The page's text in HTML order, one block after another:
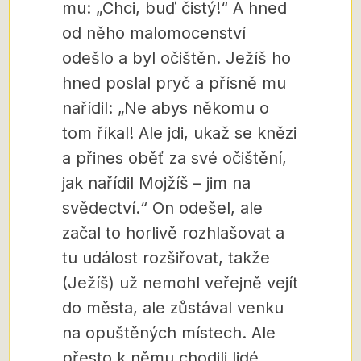
mu: „Chci, buď čistý!“ A hned
od něho malomocenství
odešlo a byl očištěn. Ježíš ho
hned poslal pryč a přísně mu
nařídil: „Ne abys někomu o
tom říkal! Ale jdi, ukaž se knězi
a přines oběť za své očištění,
jak nařídil Mojžíš – jim na
svědectví.“ On odešel, ale
začal to horlivě rozhlašovat a
tu událost rozšiřovat, takže
(Ježíš) už nemohl veřejně vejít
do města, ale zůstával venku
na opuštěných místech. Ale